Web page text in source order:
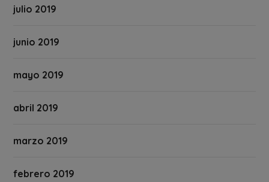
julio 2019
junio 2019
mayo 2019
abril 2019
marzo 2019
febrero 2019